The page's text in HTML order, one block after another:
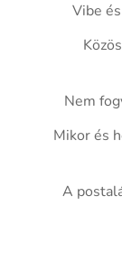
Vibe
Nem
Mikor és
A